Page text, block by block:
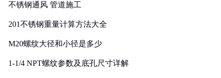
不锈钢通风 管道施工
201不锈钢重量计算方法大全
M20螺纹大径和小径是多少
1-1/4 NPT螺纹参数及底孔尺寸详解